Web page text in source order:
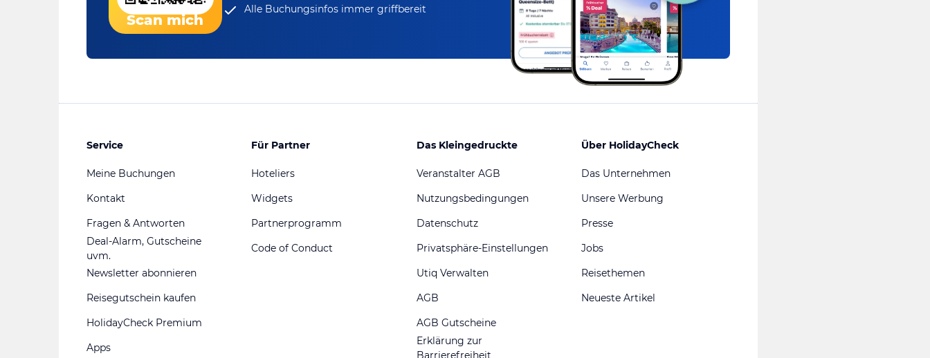
Scan mich
Alle Buchungsinfos immer griffbereit
Service
Meine Buchungen
Kontakt
Fragen & Antworten
Deal-Alarm, Gutscheine
uvm.
Newsletter abonnieren
Reisegutschein kaufen
HolidayCheck Premium
Apps
Für Partner
Hoteliers
Widgets
Partnerprogramm
Code of Conduct
Das Kleingedruckte
Veranstalter AGB
Nutzungsbedingungen
Datenschutz
Privatsphäre-Einstellungen
Utiq Verwalten
AGB
AGB Gutscheine
Erklärung zur
Barrierefreiheit
Über HolidayCheck
Das Unternehmen
Unsere Werbung
Presse
Jobs
Reisethemen
Neueste Artikel